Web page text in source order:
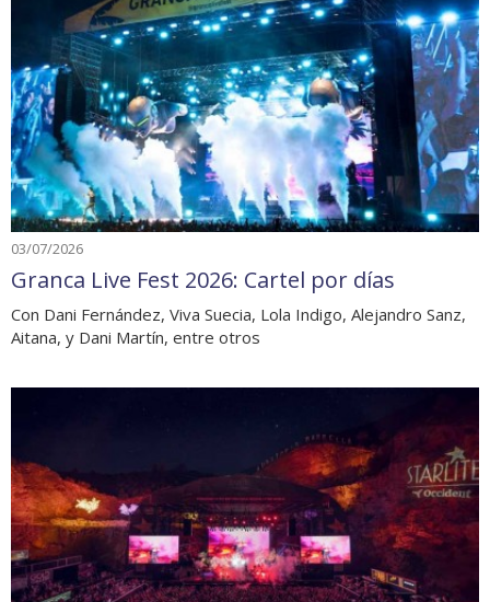
03/07/2026
Granca Live Fest 2026: Cartel por días
Con Dani Fernández, Viva Suecia, Lola Indigo, Alejandro Sanz,
Aitana, y Dani Martín, entre otros